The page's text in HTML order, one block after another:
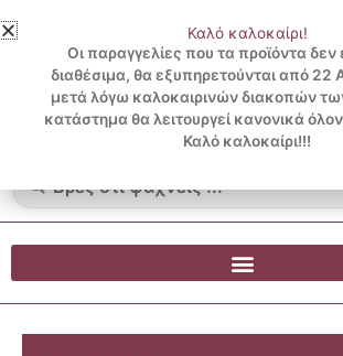
στο
περιεχόμενο
3 ΔΟΣΕΙΣ ΧΩΡΙΣ ΠΙΣΤΩΤΙΚΗ ΜΕ
...
Λογαριασμός
Blog
Καλό καλοκαίρι!
Οι παραγγελίες που τα προϊόντα δεν
διαθέσιμα, θα εξυπηρετούνται από 22
μετά λόγω καλοκαιρινών διακοπών
κατάστημα θα λειτουργεί κανονικά
Καλό καλοκαίρι!!!